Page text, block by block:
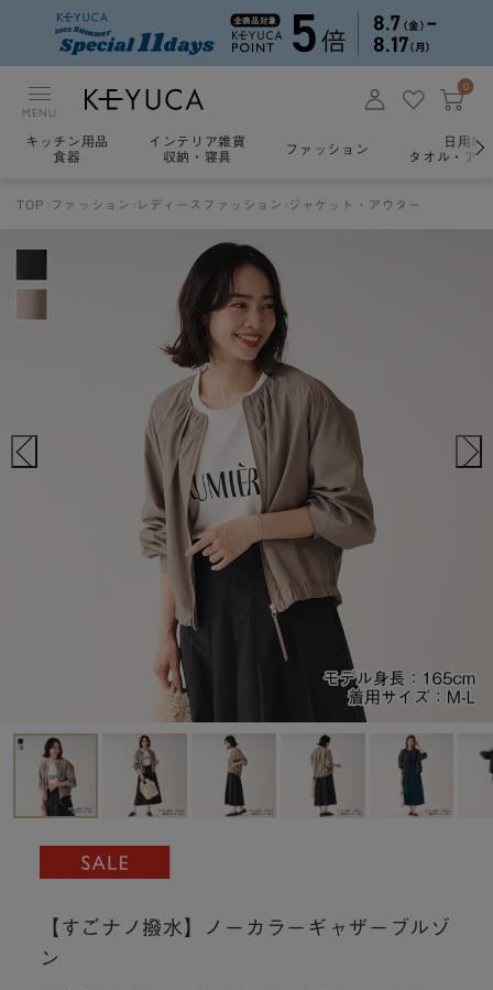
MENU
0
キッチン用品
食器
インテリア雑貨
収納・寝具
ファッション
日用雑
タオル・ア
TOP ファッション レディースファッション ジャケット・アウター
【すごナノ撥水】ノーカラーギャザーブルゾ
ン